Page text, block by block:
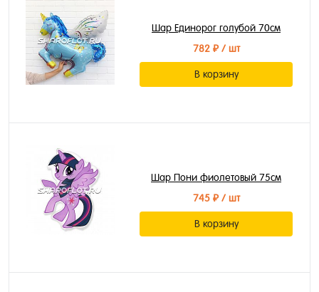
Шар Единорог голубой 70см
782 ₽/ шт
В корзину
Шар Пони фиолетовый 75см
745 ₽/ шт
В корзину